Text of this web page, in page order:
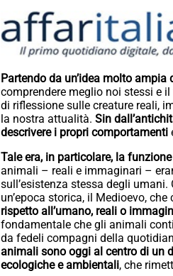
Partendo da un’idea molto ampia
comprendere meglio noi stessi e
di riflessione sulle creature reali,
la nostra attualità. Sin
descrivere i propri comportamenti
Tale era, in particolare, la
animali – reali e immaginari –
sull’esistenza stessa degli
un’epoca storica, il Medioevo,
rispetto all’umano, reali o
fondamentale che gli animali
da fedeli compagni della
animali sono oggi al centro di un
ecologiche e ambientali, che